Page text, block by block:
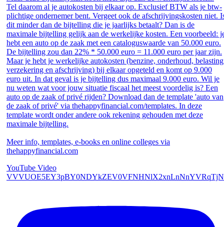
Tel daarom al je autokosten bij elkaar op. Exclusief BTW als je btw-
plichtige ondernemer bent. Vergeet ook de afschrijvingskosten niet.
dit minder dan de bijtelling die je jaarlijks betaalt? Dan is de
maximale bijtelling gelijk aan de werkelijke kosten. Een voorbeeld:
hebt een auto op de zaak met een cataloguswaarde van 50.000 euro.
De bijtelling zou dan 22% * 50.000 euro = 11.000 euro per jaar zijn.
Maar je hebt je werkelijke autokosten (benzine, onderhoud,
verzekering en afschrijving) bij elkaar opgeteld en komt op 9.000
euro uit. In dat geval is je bijtelling dus maximaal 9.000 euro. Wil je
nu weten wat voor jouw situatie fiscaal het meest voordelig is? Een
auto op de zaak of privé rijden? Download dan de template 'auto van
de zaak of privé' via thehappyfinancial.com/templates. In deze
template wordt onder andere ook rekening gehouden met deze
maximale bijtelling.
Meer info, templates, e-books en online colleges via
thehappyfinancial.com
YouTube Video